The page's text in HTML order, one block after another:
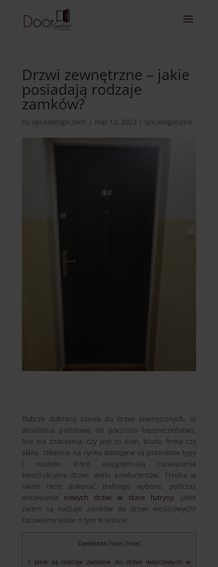
Drzwi zewnętrzne – jakie
posiadają rodzaje
zamków?
by opusdesign_tech | mar 13, 2023 | Uncategorized
Dobrze dobrany zamek do drzwi zewnętrznych, to
absolutna podstawa do poczucia bezpieczeństwa.
Nie ma znaczenia, czy jest to dom, biuro, firma czy
sklep. Obecnie na rynku dostępne są przeróżne typy
i modele, które uwzględniają rozwiązania
konstrukcyjne drzwi wielu producentów. Trzeba w
takim razie dokonać trafnego wyboru, podczas
wstawiania nowych drzwi w stare futryny. Jakie
zatem są rodzaje zamków do drzwi wejściowych?
Opowiemy sobie o tym w tekście.
Contents [hide] [hide]
1 Jakie są rodzaje zamków do drzwi wejściowych w